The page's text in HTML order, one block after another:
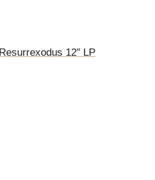
12″ LP